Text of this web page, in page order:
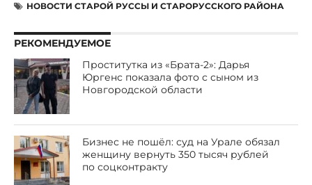
НОВОСТИ СТАРОЙ РУССЫ И СТАРОРУССКОГО РАЙОНА
РЕКОМЕНДУЕМОЕ
Проститутка из «Брата-2»: Дарья
Юргенс показала фото с сыном из
Новгородской области
Бизнес не пошёл: суд на Урале обязал
женщину вернуть 350 тысяч рублей
по соцконтракту